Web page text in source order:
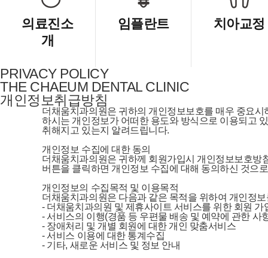
의료진소
개
임플란트 치아교정
PRIVACY POLICY
THE CHAEUM DENTAL CLINIC
개인정보취급방침
더채움치과의원은 귀하의 개인정보보호를 매우
하시는 개인정보가 어떠한 용도와 방식으로 이용
                    취해지고 있는지 알려드립니다.
                    개인정보 수집에 대한 동의
더채움치과의원은 귀하께 회원가입시 개인정보보
버튼을 클릭하면 개인정보 수집에 대해 동의하신 것으
                    개인정보의 수집목적 및 이용목적
더채움치과의원은 다음과 같은 목적을 위하여 개인
- 더채움치과의원 및 제휴사이트 서비스를 위한 회원
- 서비스의 이행(경품 등 우편물 배송 및 예약에 관한 사
                    - 장애처리 및 개별 회원에 대한 개인 맞춤서비스
                    - 서비스 이용에 대한 통계수집
                    - 기타, 새로운 서비스 및 정보 안내